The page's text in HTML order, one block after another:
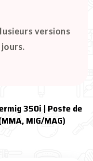
versions
350i | Poste de
MIG/MAG)